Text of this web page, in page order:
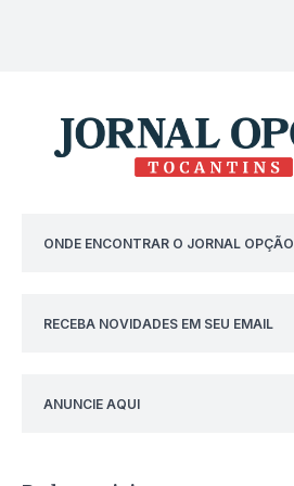
ONDE ENCONTRAR O JORNAL OPÇÃO
RECEBA NOVIDADES EM SEU EMAIL
ANUNCIE AQUI